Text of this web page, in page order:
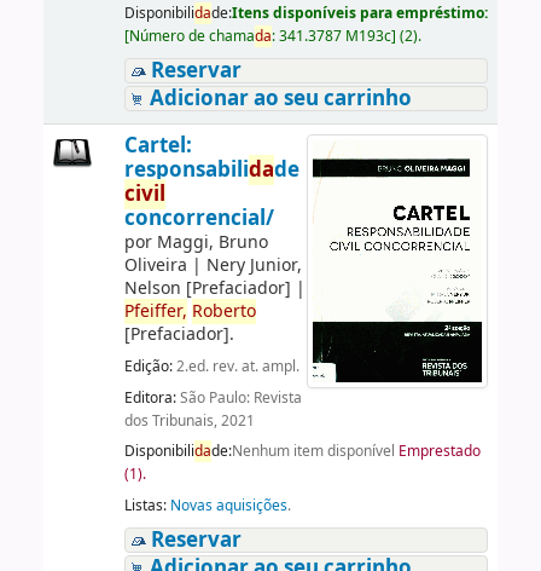
Disponibilidade:Itens disponíveis para empréstimo:
[Número de chamada:341.3787 M193c] (2).
Reservar
Adicionar ao seu carrinho
Cartel:
responsabilidade
civil
concorrencial/
por Maggi, Bruno
Oliveira | Nery Junior,
Nelson [Prefaciador] |
Pfeiffer, Roberto
[Prefaciador].
Edição:2.ed. rev. at. ampl.
Editora:São Paulo: Revista
dos Tribunais, 2021
Disponibilidade:Nenhum item disponível Emprestado
(1).
Listas: Novas aquisições.
Reservar